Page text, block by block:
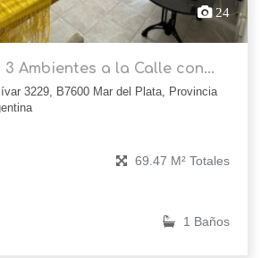
24
Ambientes a la Calle con...
3229, B7600 Mar del Plata, Provincia
69.47 M² Totales
1 Baños